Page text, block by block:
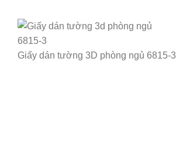
Giấy dán tường 3D phòng ngủ 6815-3